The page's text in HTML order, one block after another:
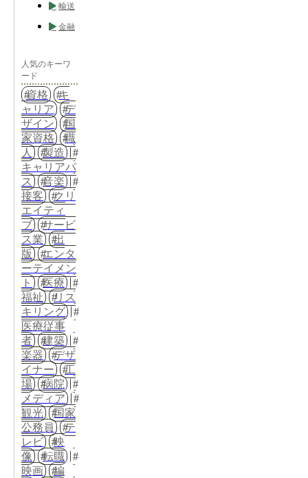
輸送
金融
人気のキーワ
ード
資格
キ
ャリア
デ
ザイン
国
家資格
職
人
製造
キャリアパ
ス
音楽
接客
クリ
エイティ
ブ
サービ
ス業
出
版
エンタ
ーテイメン
ト
医療
福祉
リス
キリング
医療従事
者
建築
楽器
デザ
イナー
工
場
病院
メディア
観光
国家
公務員
テ
レビ
映
像
転職
映画
編